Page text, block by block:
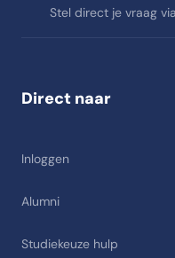
Stel direct je vraag
Direct naar
Inloggen
Alumni
Studiekeuze hulp